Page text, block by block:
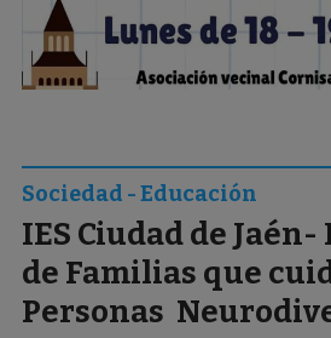
IES Ciudad de
de Familias que
Personas
Sociedad - Educación